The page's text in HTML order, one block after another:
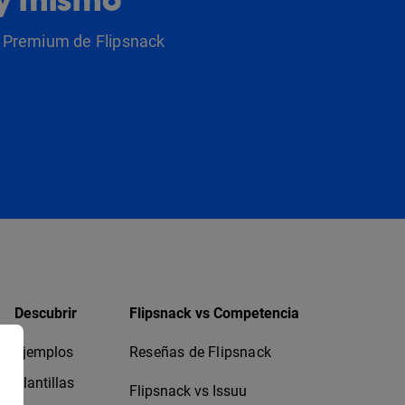
de Flipsnack
Descubrir
Ejemplos
Plantillas
Flipsnack vs Competencia
Reseñas de Flipsnack
Flipsnack vs Issuu